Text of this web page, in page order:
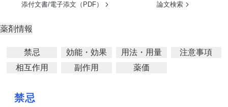
添付文書/電子添文（PDF） 論文検索
薬剤情報
禁忌 効能・効果 用法・用量
注意事項
相互作用
副作用 薬価
禁忌